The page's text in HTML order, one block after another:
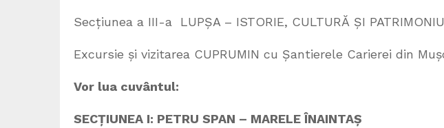
Secțiunea a III-a LUPȘA – ISTORIE, CULTURĂ ȘI PATRIMONIU
Excursie și vizitarea CUPRUMIN cu Șantierele Carierei din
Vor lua cuvântul:
SECȚIUNEA I: PETRU SPAN – MARELE ÎNAINTAȘ